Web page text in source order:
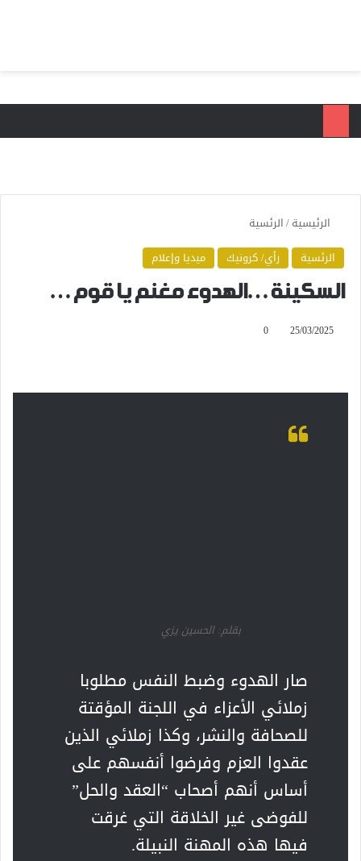
الرئيسية/الرئسية
الرئسية
رأي/ كرونيك ميديا وإعلام
السكينة…الهدوء مغنم يا قوم…
25/03/2025
0
بقلم: الحسين يزي
صار الهدوء وضبط النفس مطلوبا
زملائي الأعزاء في اللجنة المؤقتة
للصحافة والنشر، وكذا زملائي الذين
عقدوا العزم وفرضوا أنفسهم على
أساس أنهم أصحاب “العقد والحل”
للفوضى غير الخلاقة التي غرقت
فيها هذه المهنة النبيلة.